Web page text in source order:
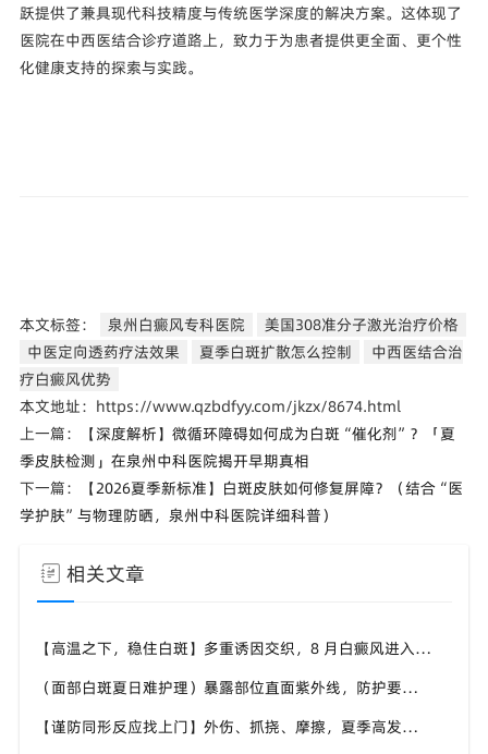
跃提供了兼具现代科技精度与传统医学深度的解决方案。这体现了
医院在中西医结合诊疗道路上，致力于为患者提供更全面、更个性
化健康支持的探索与实践。
本文标签： 泉州白癜风专科医院
美国308准分子激光治疗价格
中医定向透药疗法效果
夏季白斑扩散怎么控制
中西医结合治
疗白癜风优势
本文地址：https://www.qzbdfyy.com/jkzx/8674.html
上一篇：
【深度解析】微循环障碍如何成为白斑“催化剂”？「夏
季皮肤检测」在泉州中科医院揭开早期真相
下一篇：
【2026夏季新标准】白斑皮肤如何修复屏障？（结合“医
学护肤”与物理防晒，泉州中科医院详细科普）
相关文章
【高温之下，稳住白斑】多重诱因交织，8 月白癜风进入波动期，福建泉州中科白癜风医院帮助患者做好全方面白斑防护
（面部白斑夏日难护理）暴露部位直面紫外线，防护要精细化，福建泉州中科白癜风医院分享面部白癜风夏日养护技巧
【谨防同形反应找上门】外伤、抓挠、摩擦，夏季高发白斑诱因，福建泉州中科白癜风医院教白癜风患者规避皮肤损伤